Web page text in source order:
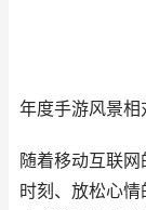
年度手游风景相
随着移动互联
时刻、放松心